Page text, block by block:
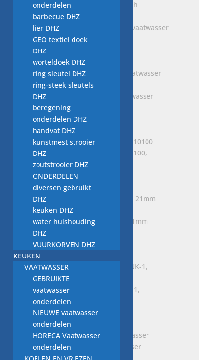
slang 646 122 990, Bosch vaatwasser
onderdeel
slang T.Nr. 2245652, vaatwasser
onderdeel
€6,00
slang spoelpomp 1761610100,
vaatwasser onderdeel
€5,00
slang bocht kort, 19mm 21mm
€2,50
slang 111 84 56 EPDM UK-1,
vaatwasser
€7,50
slang Bauknecht vaatwasser
€ 4,00
onderdelen
barbecue DHZ
lier DHZ
GEO textiel doek
DHZ
worteldoek DHZ
ring sleutel DHZ
ring-steek sleutels
DHZ
beregening
onderdelen DHZ
handvat DHZ
kunstmest strooier
DHZ
zoutstrooier DHZ
ONDERDELEN
diversen gebruikt
DHZ
keuken DHZ
water huishouding
DHZ
VUURKORVEN DHZ
KEUKEN
VAATWASSER
GEBRUIKTE
vaatwasser
onderdelen
NIEUWE vaatwasser
onderdelen
HORECA Vaatwasser
onderdelen